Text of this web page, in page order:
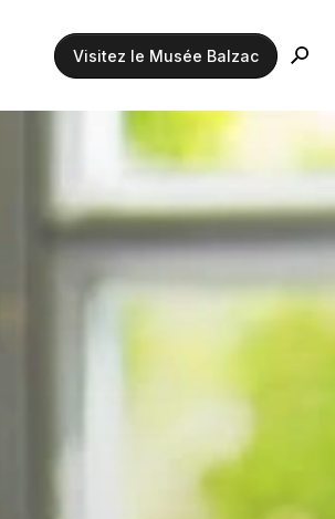
Visitez le Musée Balzac